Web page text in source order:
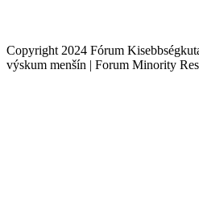
Copyright 2024 Fórum
výskum menšín | Forum Minority